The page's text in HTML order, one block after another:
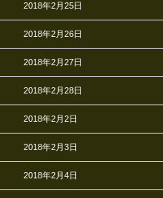
2018年2月25日
2018年2月26日
2018年2月27日
2018年2月28日
2018年2月2日
2018年2月3日
2018年2月4日